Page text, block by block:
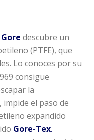
descubre un
(PTFE), que
Lo conoces por su
consigue
la
el paso de
expandido
Gore-Tex.